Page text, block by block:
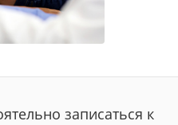
записаться к